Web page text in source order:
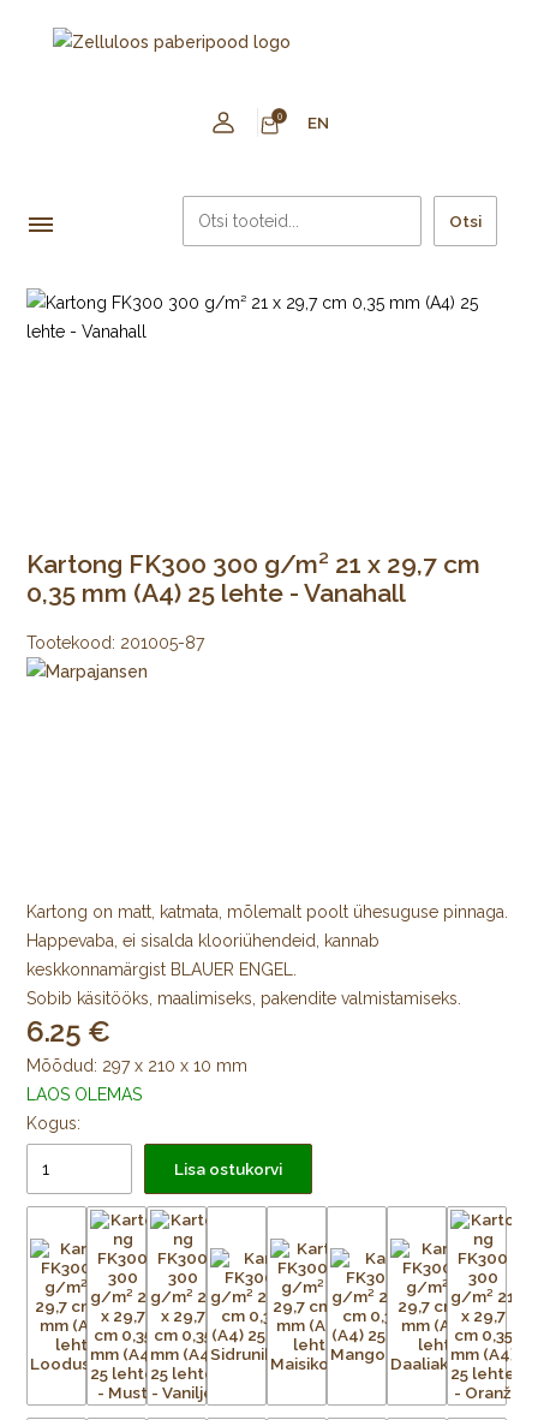
0 EN
Otsi
Kartong FK300 300 g/m² 21 x 29,7 cm
0,35 mm (A4) 25 lehte - Vanahall
Tootekood: 201005-87
Kartong on matt, katmata, mõlemalt poolt ühesuguse pinnaga.
Happevaba, ei sisalda klooriühendeid, kannab
keskkonnamärgist BLAUER ENGEL.
Sobib käsitööks, maalimiseks, pakendite valmistamiseks.
6.25
Mõõdud: 297 x 210 x 10 mm
LAOS OLEMAS
Kogus:
Lisa ostukorvi